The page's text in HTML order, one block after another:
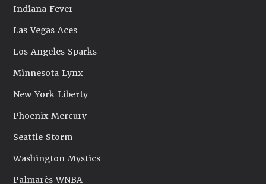
Indiana Fever
Las Vegas Aces
Los Angeles Sparks
Minnesota Lynx
New York Liberty
Phoenix Mercury
Seattle Storm
Washington Mystics
Palmarès WNBA